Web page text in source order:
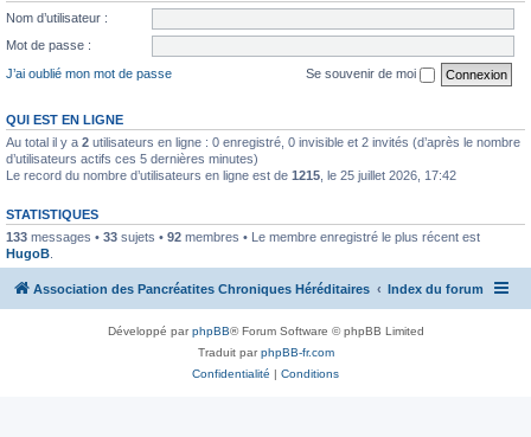
Nom d’utilisateur :
Mot de passe :
J’ai oublié mon mot de passe
Se souvenir de moi
QUI EST EN LIGNE
Au total il y a 2 utilisateurs en ligne : 0 enregistré, 0 invisible et 2 invités (d’après le nombre
d’utilisateurs actifs ces 5 dernières minutes)
Le record du nombre d’utilisateurs en ligne est de 1215 , le 25 juillet 2026, 17:42
STATISTIQUES
133 messages • 33 sujets • 92 membres • Le membre enregistré le plus récent est
HugoB
Association des Pancréatites Chroniques Héréditaires Index du forum
Développé parphpBB® Forum Software © phpBB Limited
Traduit parphpBB-fr.com
Confidentialité | Conditions